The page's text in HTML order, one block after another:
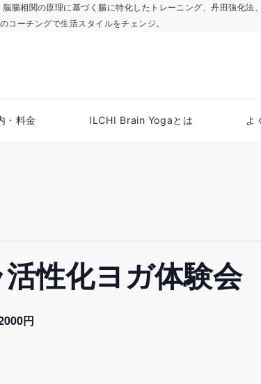
腸相関の原理に基づく腸に特化したトレーニング、丹田強化法
コーチングで生活スタイルをチェンジ。
・料金 ILCHI Brain Yogaとは よ
性化ヨガ体験会
円